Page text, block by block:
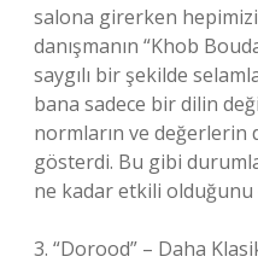
salona girerken
danışmanın “Khob
saygılı bir şekilde
bana sadece bir dilin
normların ve değerlerin
gösterdi. Bu gibi
ne kadar etkili
3. “Dorood” – Daha